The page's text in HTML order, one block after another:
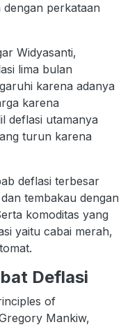
dengan perkataan
Widyasanti,
lima bulan
karena adanya
karena
deflasi utamanya
turun karena
deflasi terbesar
tembakau dengan
komoditas yang
yaitu cabai merah,
Deflasi
of
Mankiw,